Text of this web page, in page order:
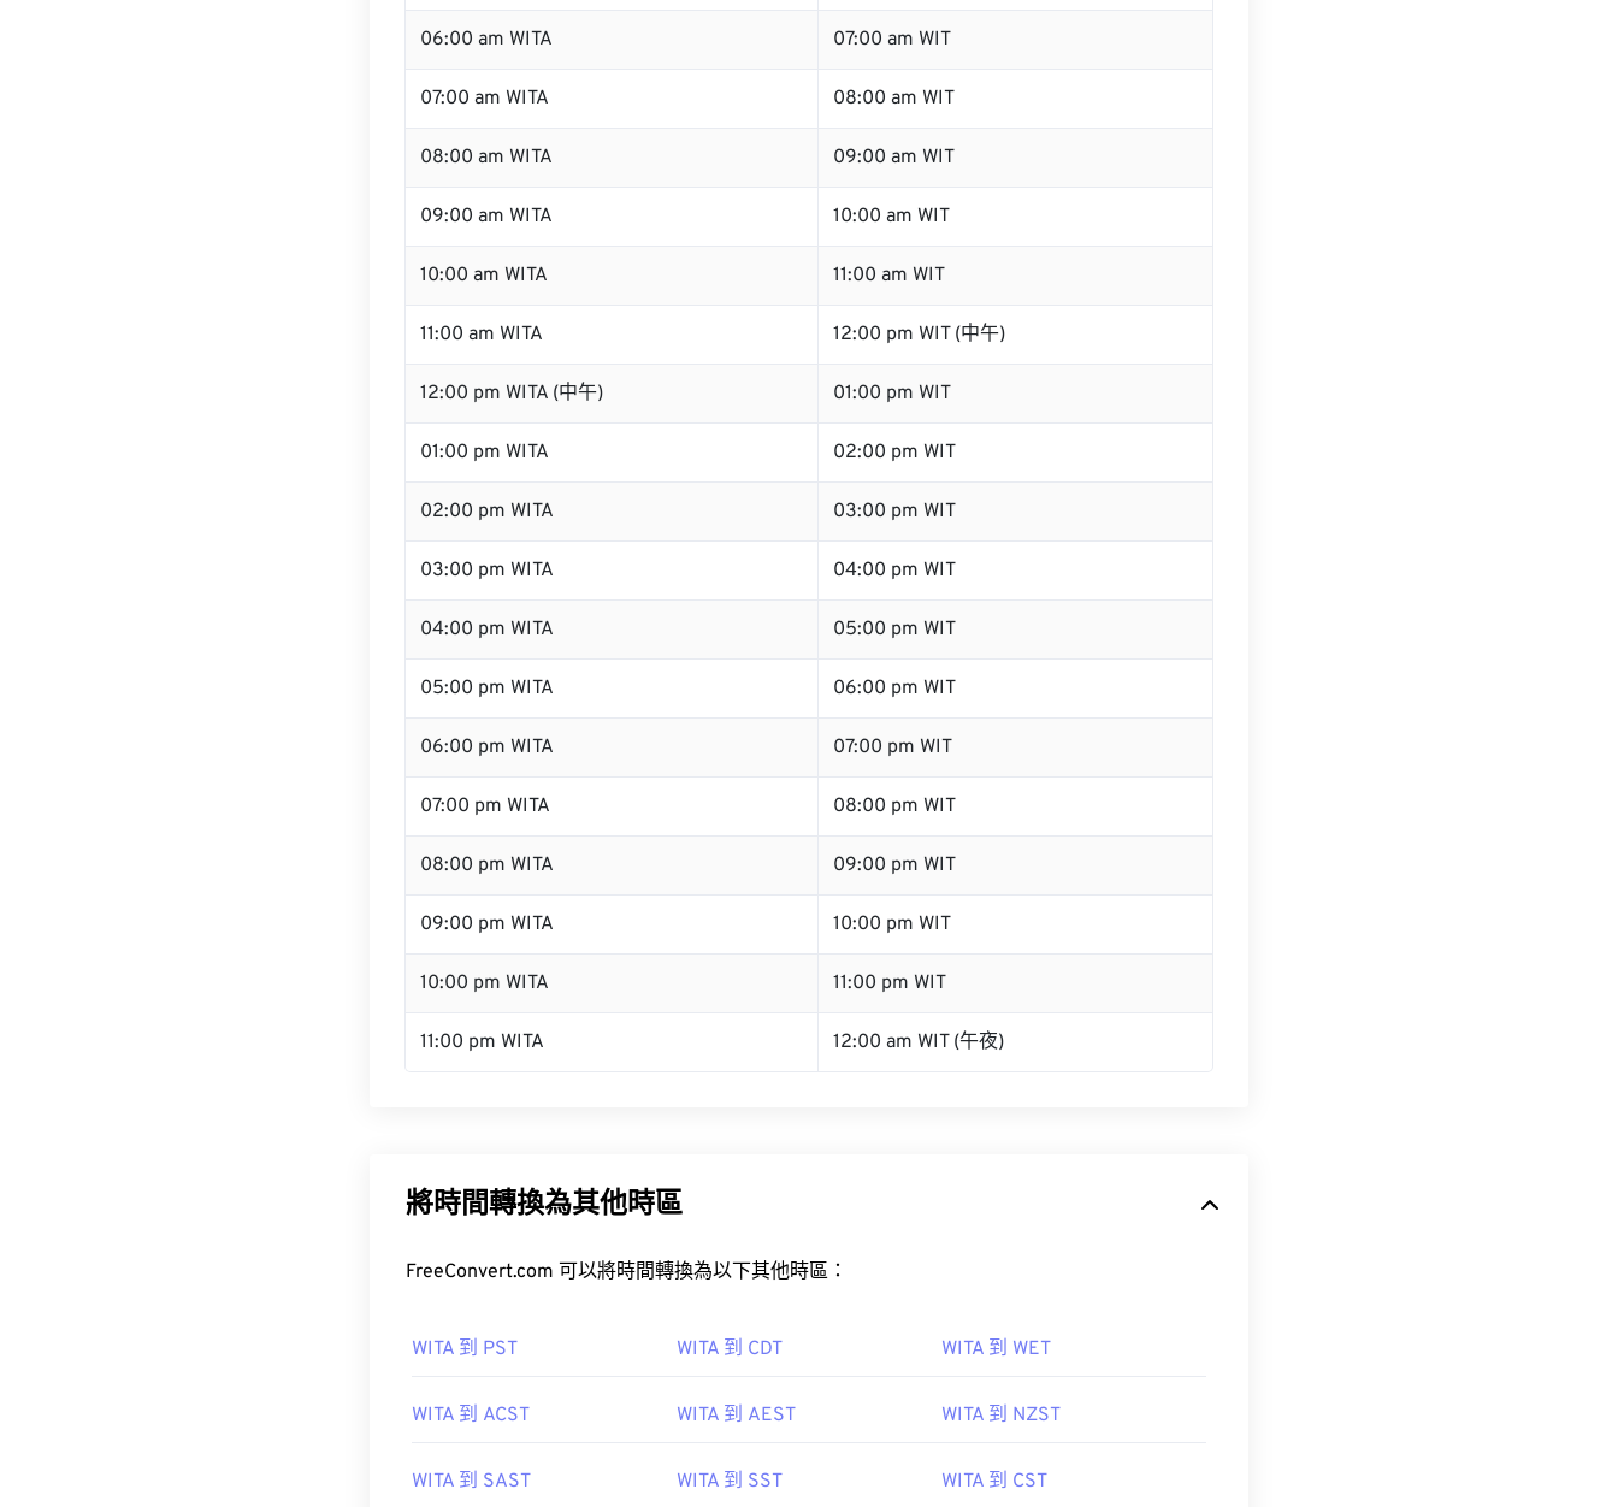
06:00 am WITA 07:00 am WIT
07:00 am WITA 08:00 am WIT
08:00 am WITA 09:00 am WIT
09:00 am WITA 10:00 am WIT
10:00 am WITA 11:00 am WIT
11:00 am WITA 12:00 pm WIT (中午)
12:00 pm WITA (中午) 01:00 pm WIT
01:00 pm WITA 02:00 pm WIT
02:00 pm WITA 03:00 pm WIT
03:00 pm WITA 04:00 pm WIT
04:00 pm WITA 05:00 pm WIT
05:00 pm WITA 06:00 pm WIT
06:00 pm WITA 07:00 pm WIT
07:00 pm WITA 08:00 pm WIT
08:00 pm WITA 09:00 pm WIT
09:00 pm WITA 10:00 pm WIT
10:00 pm WITA 11:00 pm WIT
11:00 pm WITA 12:00 am WIT (午夜)
將時間轉換為其他時區
FreeConvert.com 可以將時間轉換為以下其他時區：
WITA 到 PST WITA 到 CDT WITA 到 WET
WITA 到 ACST WITA 到 AEST WITA 到 NZST
WITA 到 SAST WITA 到 SST WITA 到 CST